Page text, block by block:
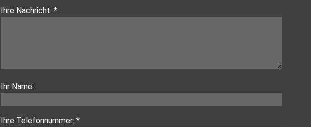
Ihre Nachricht: *
Ihr Name:
Ihre Telefonnummer: *